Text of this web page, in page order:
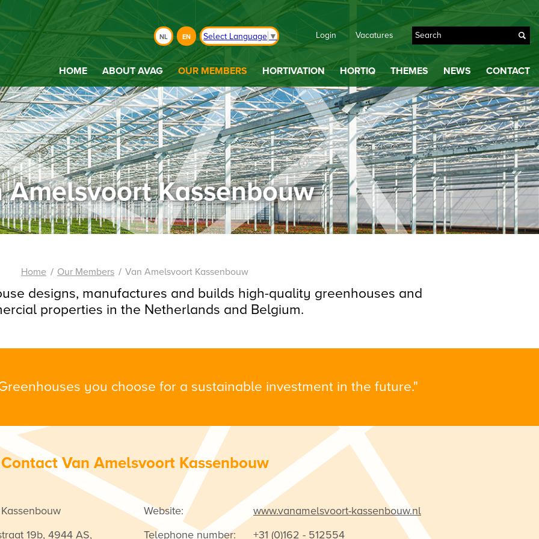
NL EN Select Language ▼ Login Vacatures
HOME ABOUT AVAG OUR MEMBERS HORTIVATION HORTIQ THEMES NEWS CONTACT
Amelsvoort Kassenbouw
Home Our Members Van Amelsvoort Kassenbouw
designs, manufactures and builds high-quality greenhouses and
properties in the Netherlands and Belgium.
you choose for a sustainable investment in the future."
Contact Van Amelsvoort Kassenbouw
19b, 4944 AS,
Website:
www.vanamelsvoort-kassenbouw.nl
Telephone number:
+31 (0)162 - 512554